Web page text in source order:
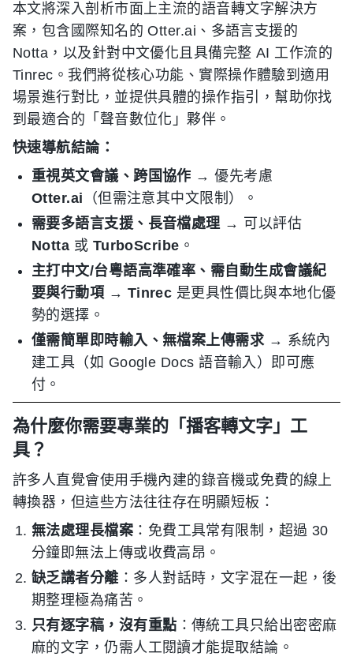
本文將深入剖析市面上主流的語音轉文字解決方
案，包含國際知名的 Otter.ai、多語言支援的
Notta，以及針對中文優化且具備完整 AI 工作流的
Tinrec。我們將從核心功能、實際操作體驗到適用
場景進行對比，並提供具體的操作指引，幫助你找
到最適合的「聲音數位化」夥伴。
快速導航結論：
重視英文會議、跨国協作 → 優先考慮
Otter.ai （但需注意其中文限制）。
需要多語言支援、長音檔處理→ 可以評估
Notta 或 TurboScribe 。
主打中文/台粵語高準確率、需自動生成會議紀
要與行動項 → Tinrec 是更具性價比與本地化優
勢的選擇。
僅需簡單即時輸入、無檔案上傳需求→ 系統內
建工具（如 Google Docs 語音輸入）即可應
付。
為什麼你需要專業的「播客轉文字」工
具？
許多人直覺會使用手機內建的錄音機或免費的線上
轉換器，但這些方法往往存在明顯短板：
無法處理長檔案 ：免費工具常有限制，超過 30
分鐘即無法上傳或收費高昂。
缺乏講者分離 ：多人對話時，文字混在一起，後
期整理極為痛苦。
只有逐字稿，沒有重點 ：傳統工具只給出密密麻
麻的文字，仍需人工閱讀才能提取結論。